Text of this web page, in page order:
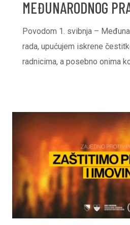
MEĐUNARODNOG
Povodom 1. svibnja –
rada, upućujem iskrene
radnicima, a posebno onima